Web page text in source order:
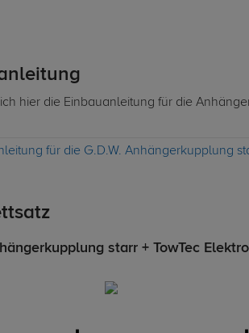
hier die Einbauanleitung für die
für die G.D.W. Anhängerkupplung
starr + TowTec